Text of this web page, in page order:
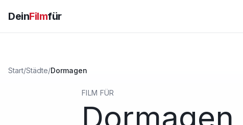
DeinFilmfür
Start/Städte/Dormagen
FILM FÜR
Dormagen